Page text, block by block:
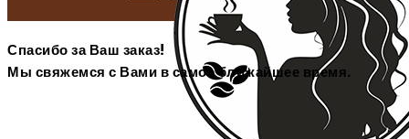
Спасибо за Ваш заказ!
Мы свяжемся с Вами в самое ближайшее время.